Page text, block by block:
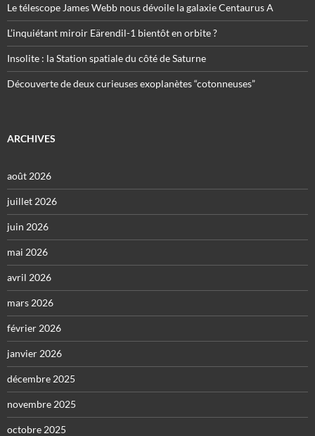
Le télescope James Webb nous dévoile la galaxie Centaurus A
L’inquiétant miroir Eärendil-1 bientôt en orbite ?
Insolite : la Station spatiale du côté de Saturne
Découverte de deux curieuses exoplanètes “cotonneuses”
ARCHIVES
août 2026
juillet 2026
juin 2026
mai 2026
avril 2026
mars 2026
février 2026
janvier 2026
décembre 2025
novembre 2025
octobre 2025